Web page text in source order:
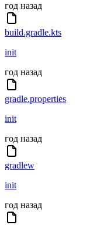
год назад
build.gradle.kts
init
год назад
gradle.properties
init
год назад
gradlew
init
год назад